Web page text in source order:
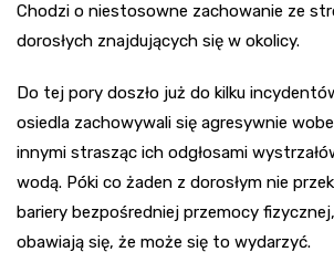
Chodzi o niestosowne zachowanie ze
dorosłych znajdujących się w okolicy.
Do tej pory doszło już do kilku
osiedla zachowywali się agresywnie
innymi strasząc ich odgłosami
wodą. Póki co żaden z dorosłym nie
bariery bezpośredniej przemocy
obawiają się, że może się to wydarzyć.